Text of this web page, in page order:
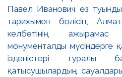
Павел Иванович өз
тарихымен бөлісіп,
келбетінің ажырамас
монументалды мүсіндерге
ізденістері туралы
қатысушылардың